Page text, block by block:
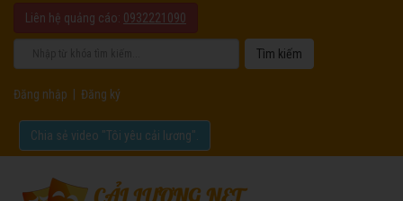
Liên hệ quảng cáo: 0932221090
Đăng nhập Đăng ký
Chia sẻ video "Tôi yêu cải lương".